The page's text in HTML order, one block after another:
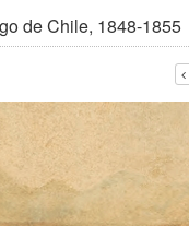
de Chile, 1848-1855